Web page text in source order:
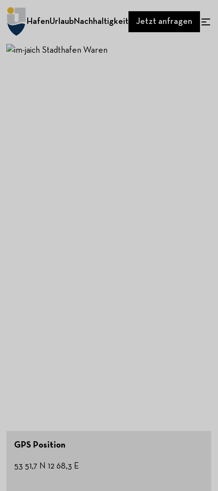
HafenUrlaubNachhaltigkeit Jetzt anfragen
GPS Position
53 51,7 N 12 68,3 E